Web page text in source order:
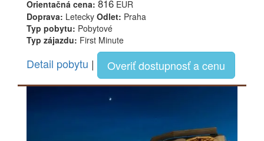
Orientačná cena: 816 EUR
Doprava: Letecky Odlet: Praha
Typ pobytu: Pobytové
Typ zájazdu: First Minute
Detail pobytu | Overiť dostupnosť a cenu